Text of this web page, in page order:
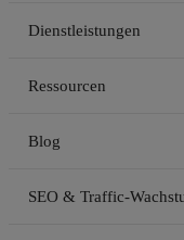
Dienstleistungen
Ressourcen
Blog
SEO & Traffic-